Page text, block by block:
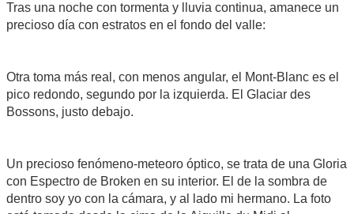
Tras una noche con tormenta y lluvia continua, amanece un
precioso día con estratos en el fondo del valle:
Otra toma más real, con menos angular, el Mont-Blanc es el
pico redondo, segundo por la izquierda. El Glaciar des
Bossons, justo debajo.
Un precioso fenómeno-meteoro óptico, se trata de una Gloria
con Espectro de Broken en su interior. El de la sombra de
dentro soy yo con la cámara, y al lado mi hermano. La foto